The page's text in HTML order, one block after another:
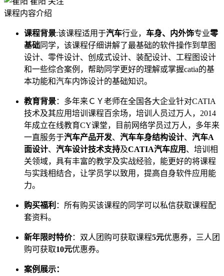
课程内容介绍
课程背景:该课程适用于汽车行业， 车身、内外饰专业零
基础同学，该课程仔细讲解了最基础的软件操作到草图
设计、零件设计、创成式设计、装配设计、工程图设计
和一些综合案例，帮助同学更好的理解或掌握catia的基
本功能和汽车内饰设计的基础知识。
教育背景：多年来ＣＹ老师在全国各大企业针对CATIA
技术及其应用培训课程百余场，培训人员过万人，2014
年成立在线教育CY课堂，目前网络学员过万人，多年来
一直服务于汽车产品开发、 汽车车身结构设计、 汽车A
面设计、 汽车设计技术支持及CATIA汽车应用 、培训相
关领域，具有丰富的教学及实战经验，能更好的将课程
与实践相结合，让学员学以致用，提高自身软件应用能
力。
购买福利 ：所有购买该课程的同学可以私信获取课程配
套资料。
新年限时特价：双人团购可获取课程5元优惠券，三人团
购可获取10元优惠券。
案例展示：